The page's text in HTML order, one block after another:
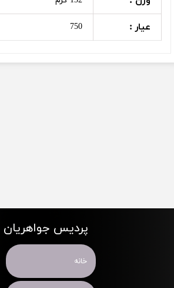
عیار : 750
پردیس جواهریان
خانه